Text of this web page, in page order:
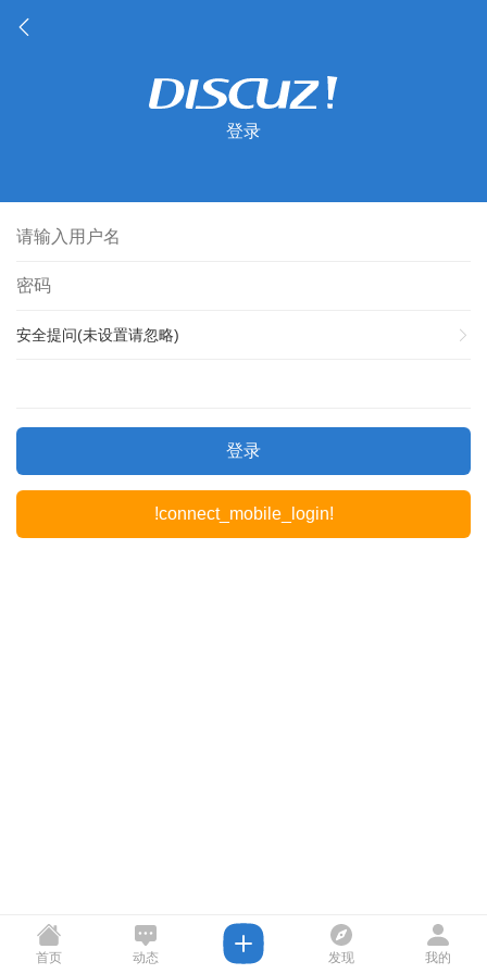
登录
安全提问(未设置请忽略)
登录
!connect_mobile_login!
首页 动态 发现 我的